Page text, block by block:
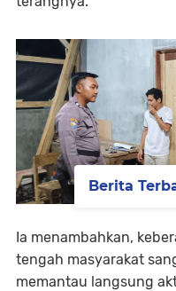
Ia menambahkan,
tengah masyarakat
memantau langsung
Berita